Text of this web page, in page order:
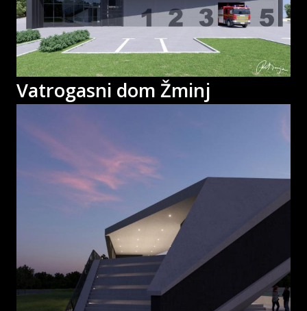
Vatrogasni dom Žminj